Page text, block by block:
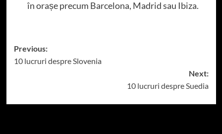
în orașe precum Barcelona, Madrid sau Ibiza.
Post
navigation
Previous:
10 lucruri despre Slovenia
Next:
10 lucruri despre Suedia